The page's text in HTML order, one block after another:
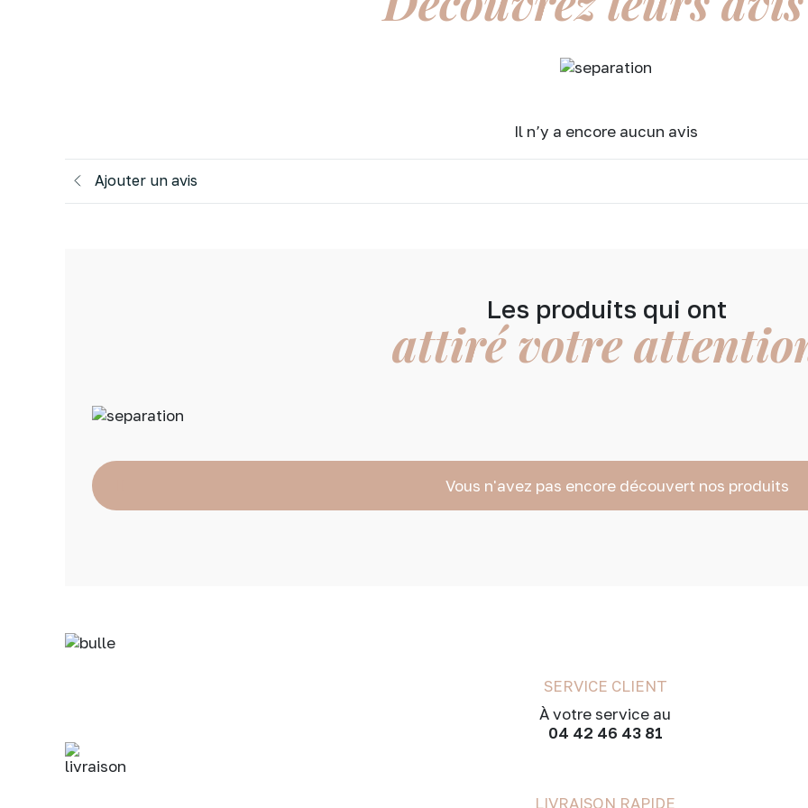
Il n’y a encore aucun avis
Ajouter un avis
Les produits qui ont
attiré votre
Vous n'avez pas encore découvert nos produits
SERVICE CLIENT
À votre service au
04 42 46 43 81
LIVRAISON RAPIDE